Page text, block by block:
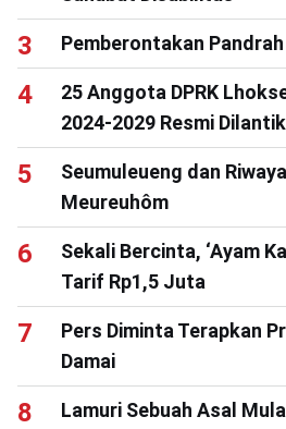
Pemberontakan Pandrah
25 Anggota DPRK
2024-2029 Resmi Dilantik
Seumuleueng dan
Meureuhôm
Sekali Bercinta, ‘Ayam
Tarif Rp1,5 Juta
Pers Diminta Terapkan
Damai
Lamuri Sebuah Asal Mula